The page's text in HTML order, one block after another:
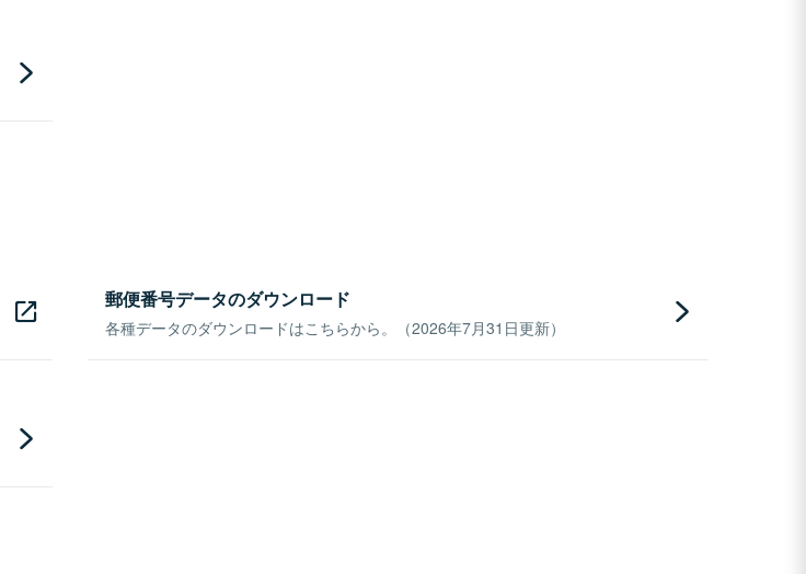
郵便番号データのダウンロード
各種データのダウンロードはこちらから。（2026年7月31日更新）